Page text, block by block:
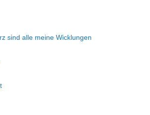
sind alle meine Wicklungen